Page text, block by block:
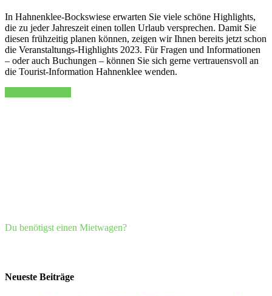
In Hahnenklee-Bockswiese erwarten Sie viele schöne Highlights,
die zu jeder Jahreszeit einen tollen Urlaub versprechen. Damit Sie
diesen frühzeitig planen können, zeigen wir Ihnen bereits jetzt schon
die Veranstaltungs-Highlights 2023. Für Fragen und Informationen
– oder auch Buchungen – können Sie sich gerne vertrauensvoll an
die Tourist-Information Hahnenklee wenden.
Du benötigst einen Mietwagen?
Neueste Beiträge